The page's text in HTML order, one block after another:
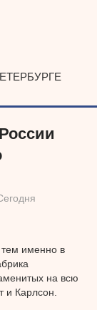
именно в
на всю
и Карлсон.